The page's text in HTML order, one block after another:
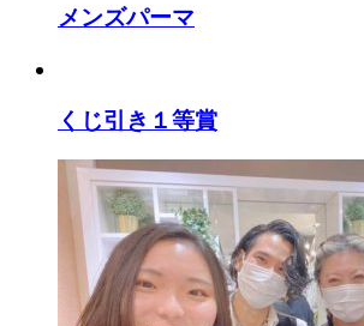
メンズパーマ
くじ引き１等賞